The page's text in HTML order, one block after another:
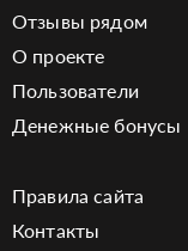
Отзывы рядом
О проекте
Пользователи
Денежные бонусы
Правила сайта
Контакты